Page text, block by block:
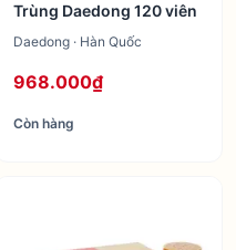
Trùng Daedong 120 viên
Daedong · Hàn Quốc
968.000₫
Còn hàng